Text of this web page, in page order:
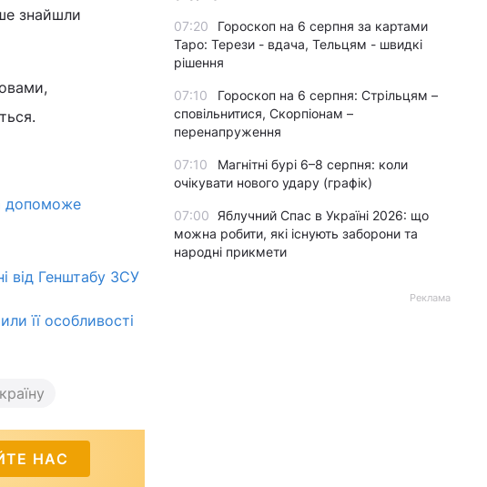
знайшли
допоможе
від Генштабу ЗСУ
її особливості
НАС
07:20
Гороскоп на 6 серпня за картами
Таро: Терези - вдача, Тельцям - швидкі
рішення
07:10
Гороскоп на 6 серпня: Стрільцям –
сповільнитися, Скорпіонам –
перенапруження
07:10
Магнітні бурі 6–8 серпня: коли
очікувати нового удару (графік)
07:00 Яблучний Спас в Україні 2026: що
можна робити, які існують заборони та
народні прикмети
Реклама